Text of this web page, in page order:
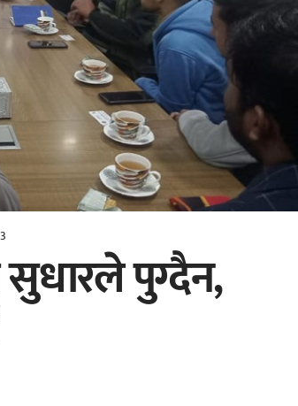
सुधारले पुग्दैन,